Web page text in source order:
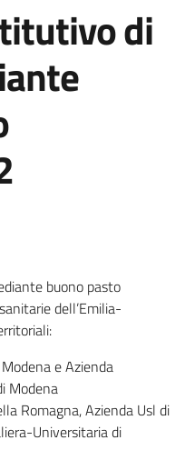
di
buono pasto
dell’Emilia-
e Azienda
Modena
Romagna, Azienda Usl di
Universitaria di